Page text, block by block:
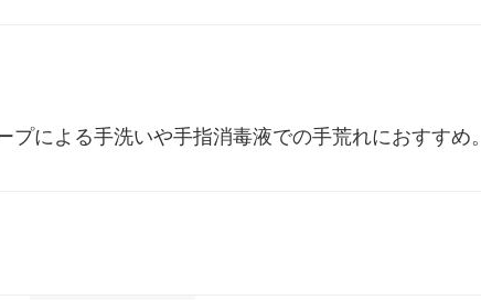
による手洗いや手指消毒液での手荒れにおすすめ。